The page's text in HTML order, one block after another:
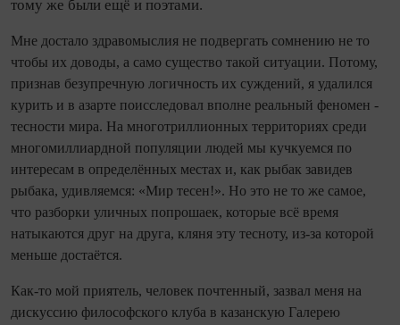
тому же были ещё и поэтами.
Мне достало здравомыслия не подвергать сомнению не то
чтобы их доводы, а само существо такой ситуации. Потому,
признав безупречную логичность их суждений, я удалился
курить и в азарте поисследовал вполне реальный феномен -
тесности мира. На многотриллионных территориях среди
многомиллиардной популяции людей мы кучкуемся по
интересам в определённых местах и, как рыбак завидев
рыбака, удивляемся: «Мир тесен!». Но это не то же самое,
что разборки уличных попрошаек, которые всё время
натыкаются друг на друга, кляня эту тесноту, из-за которой
меньше достаётся.
Как-то мой приятель, человек почтенный, зазвал меня на
дискуссию философского клуба в казанскую Галерею